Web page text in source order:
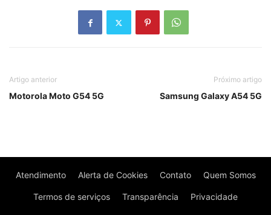
Artigo anterior
Motorola Moto G54 5G
Próximo artigo
Samsung Galaxy A54 5G
Atendimento Alerta de Cookies Contato Quem Somos
Termos de serviços Transparência Privacidade